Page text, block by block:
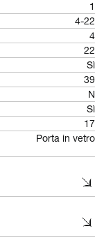
1
4-22
4
22
Sì
39
N
Sì
17
Porta in vetro